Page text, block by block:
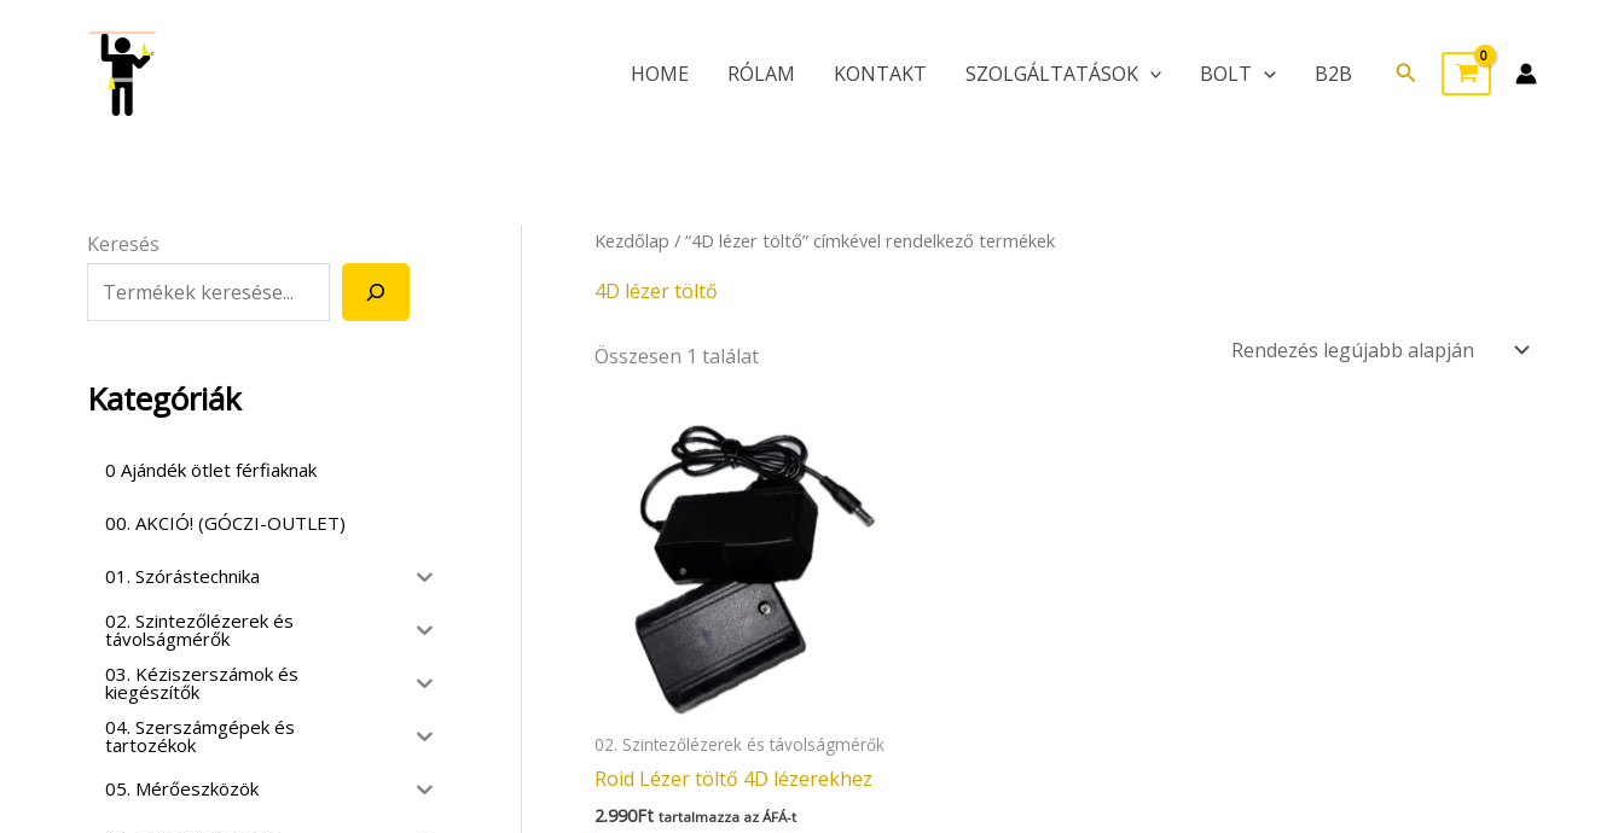
HOME RÓLAM KONTAKT SZOLGÁLTATÁSOK BOLT B2B Search
Keresés
Kategóriák
0 Ajándék ötlet férfiaknak
00. AKCIÓ! (GÓCZI-OUTLET)
01. Szórástechnika
02. Szintezőlézerek és
távolságmérők
03. Kéziszerszámok és
kiegészítők
04. Szerszámgépek és
tartozékok
05. Mérőeszközök
Kezdőlap / “4D lézer töltő” címkével rendelkező termékek
4D lézer töltő
Összesen 1 találat
02. Szintezőlézerek és távolságmérők
Roid Lézer töltő 4D lézerekhez
2.990Ft tartalmazza az ÁFÁ-t